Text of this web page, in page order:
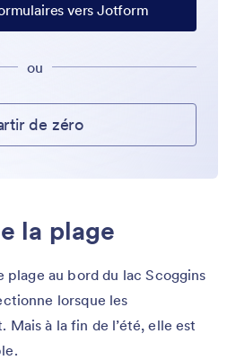
vers Jotform
ou
de zéro
la plage
au bord du lac Scoggins
lorsque les
à la fin de l’été, elle est